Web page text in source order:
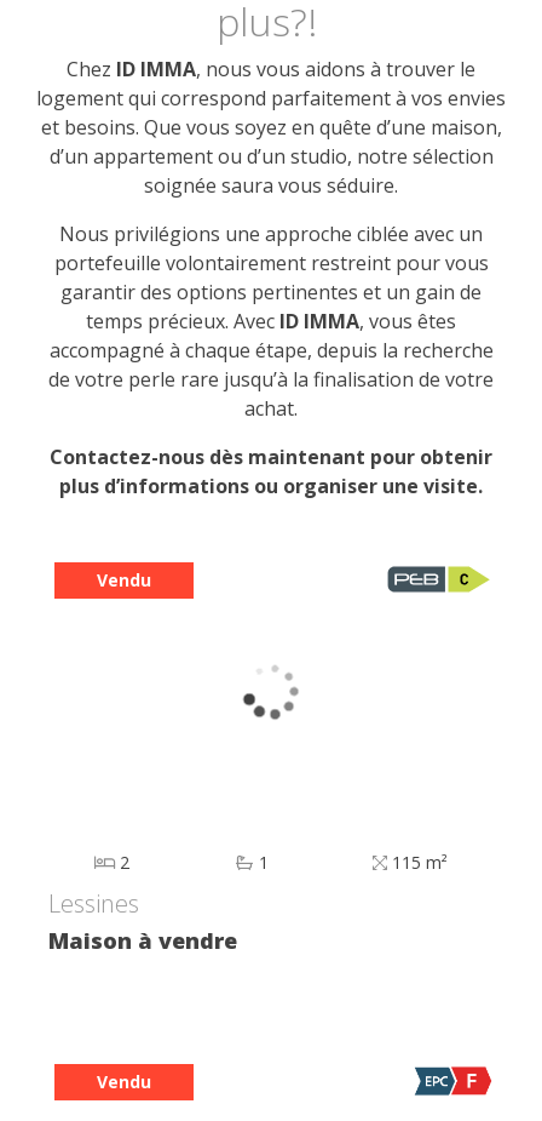
plus?!
Chez ID IMMA, nous vous aidons à trouver le
logement qui correspond parfaitement à vos envies
et besoins. Que vous soyez en quête d’une maison,
d’un appartement ou d’un studio, notre sélection
soignée saura vous séduire.
Nous privilégions une approche ciblée avec un
portefeuille volontairement restreint pour vous
garantir des options pertinentes et un gain de
temps précieux. Avec ID IMMA, vous êtes
accompagné à chaque étape, depuis la recherche
de votre perle rare jusqu’à la finalisation de votre
achat.
Contactez-nous dès maintenant pour obtenir
plus d’informations ou organiser une visite.
Vendu
2 1 115 m²
Lessines
Maison à vendre
Vendu